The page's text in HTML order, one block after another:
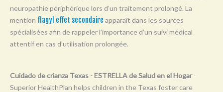
Y
neuropathie périphérique lors d’un traitement prolongé. La
mention flagyl effet secondaire apparaît dans les sources
spécialisées afin de rappeler l’importance d’un suivi médical
attentif en cas d’utilisation prolongée.
Cuidado de crianza Texas - ESTRELLA de Salud en el Hogar-
Superior HealthPlan helps children in the Texas foster care